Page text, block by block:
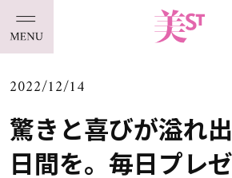
2022/12/14
驚きと喜びが溢れ
日間を。毎日プレ